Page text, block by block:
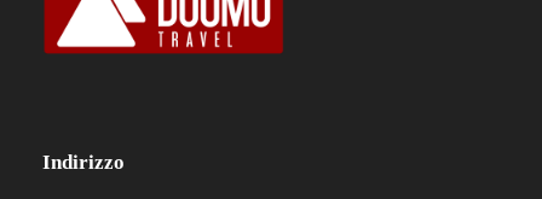
Indirizzo